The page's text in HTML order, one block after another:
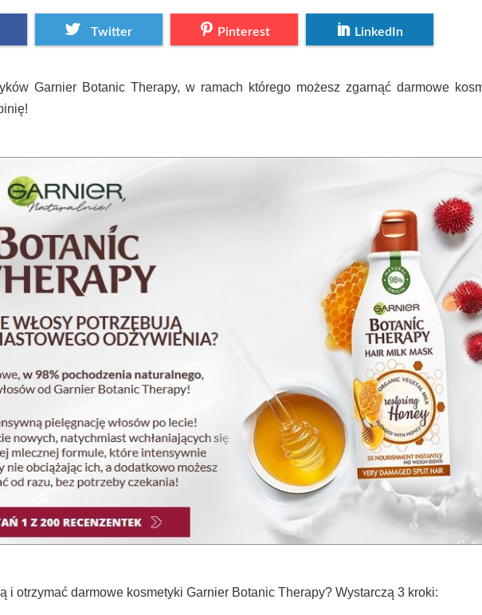
Twitter Pinterest LinkedIn
Garnier Botanic Therapy, w ramach którego możesz zgarnąć darmowe
i otrzymać darmowe kosmetyki Garnier Botanic Therapy? Wystarczą 3 kroki: